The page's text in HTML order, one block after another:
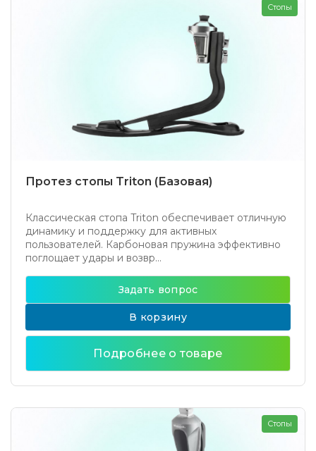
Протез стопы Triton (Базовая)
Классическая стопа Triton обеспечивает отличную
динамику и поддержку для активных
пользователей. Карбоновая пружина эффективно
поглощает удары и возвр...
Стопы
Задать вопрос
В корзину
Подробнее о товаре
Стопы